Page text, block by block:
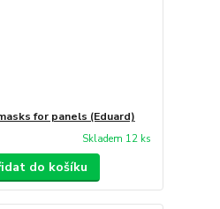
for panels (Eduard)
Skladem 12 ks
do košíku